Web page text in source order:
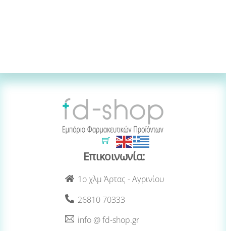
Cart
Επικοινωνία:
1ο χλμ Άρτας - Αγρινίου
26810 70333
info @ fd-shop.gr